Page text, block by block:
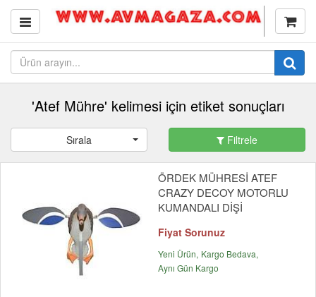
'Atef Mühre' kelimesi için etiket sonuçları
Sırala Filtrele
ÖRDEK MÜHRESİ ATEF
CRAZY DECOY MOTORLU
KUMANDALI DİŞİ
Fiyat Sorunuz
Yeni Ürün Kargo Bedava
Aynı Gün Kargo